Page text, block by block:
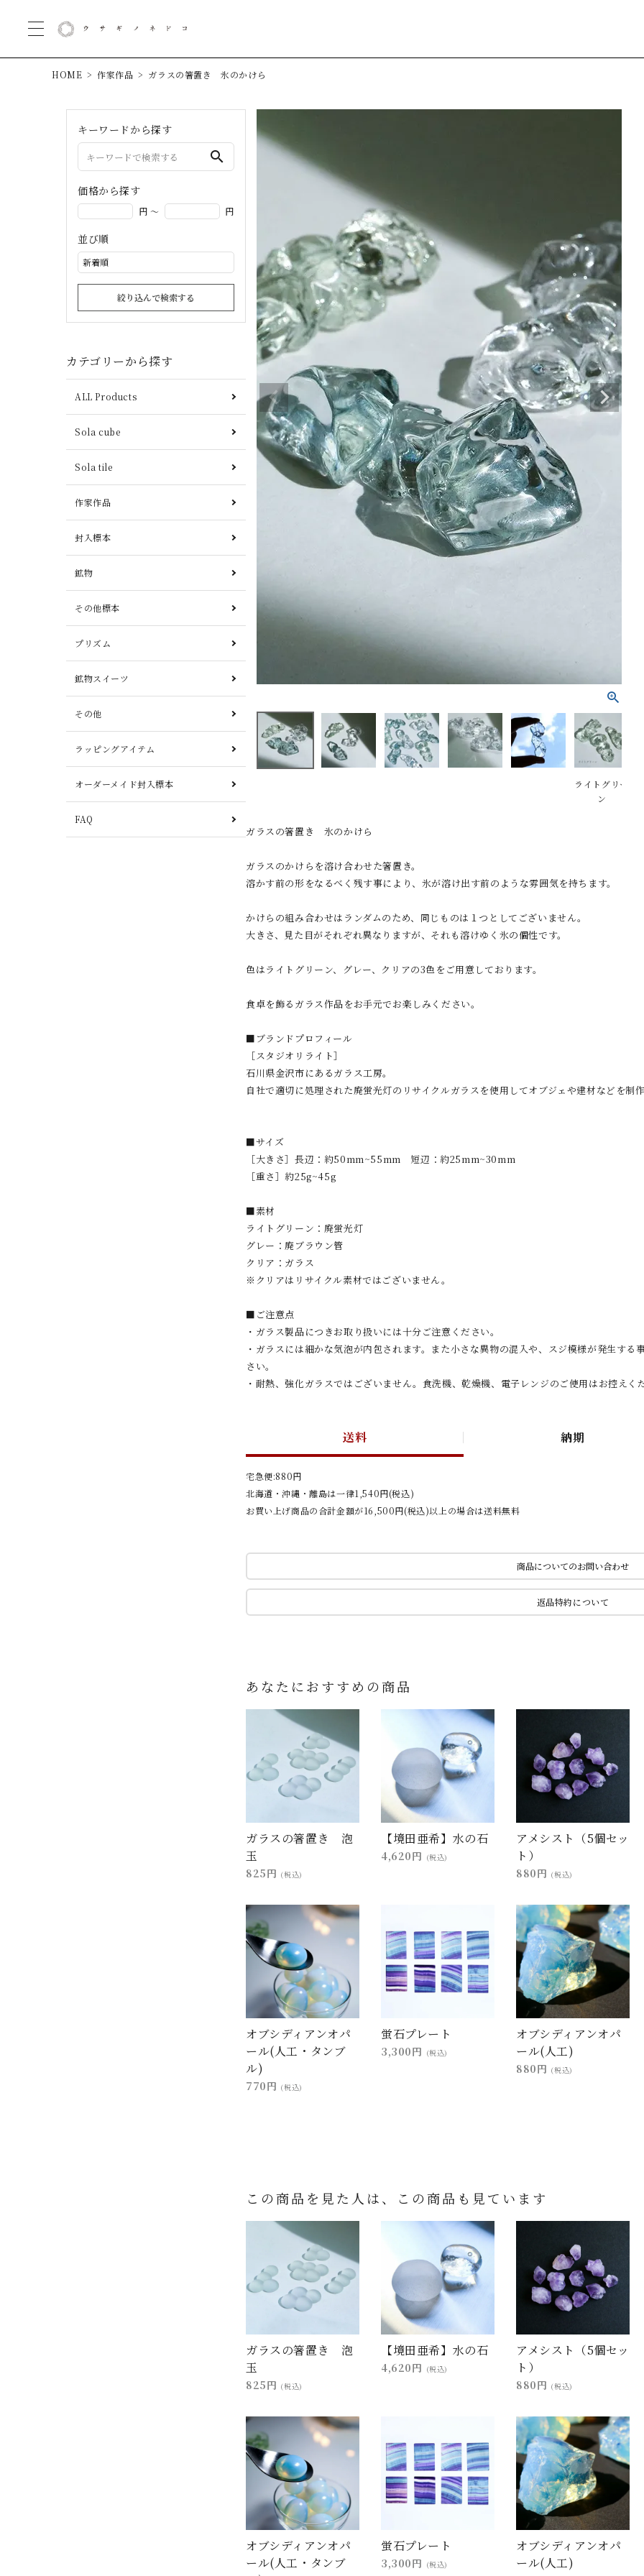
HOME 作家作品 ガラスの箸置き 氷のかけら
キーワードから探す
search
価格から探す
円 ～ 円
並び順
絞り込んで検索する
カテゴリーから探す
ALL Products
Sola cube
Sola tile
作家作品
封入標本
鉱物
その他標本
プリズム
鉱物スイーツ
その他
ラッピングアイテム
オーダーメイド封入標本
FAQ
ライトグリー
ン
ガラスの箸置き 氷のかけら
ガラスのかけらを溶け合わせた箸置き。
溶かす前の形をなるべく残す事により、氷が溶け出す前のような雰囲気を持ちます。
かけらの組み合わせはランダムのため、同じものは１つとしてございません。
大きさ、見た目がそれぞれ異なりますが、それも溶けゆく氷の個性です。
色はライトグリーン、グレー、クリアの3色をご用意しております。
食卓を飾るガラス作品をお手元でお楽しみください。
■ブランドプロフィール
［スタジオリライト］
石川県金沢市にあるガラス工房。
自社で適切に処理された廃蛍光灯のリサイクルガラスを使用してオブジェや建材などを制作
■サイズ
［大きさ］長辺：約50mm~55mm 短辺：約25mm~30mm
［重さ］約25g~45g
■素材
ライトグリーン：廃蛍光灯
グレー：廃ブラウン管
クリア：ガラス
※クリアはリサイクル素材ではございません。
■ご注意点
・ガラス製品につきお取り扱いには十分ご注意ください。
・ガラスには細かな気泡が内包されます。また小さな異物の混入や、スジ模様が発生す
さい。
・耐熱、強化ガラスではございません。食洗機、乾燥機、電子レンジのご使用はお控えくだ
送料 納期
宅急便:880円
北海道・沖縄・離島は一律1,540円(税込)
お買い上げ商品の合計金額が16,500円(税込)以上の場合は送料無料
商品についてのお問い合わせ
返品特約について
あなたにおすすめの商品
ガラスの箸置き 泡
玉
825円 (税込)
【境田亜希】水の石
4,620円 (税込)
アメシスト（5個セッ
ト）
880円 (税込)
オブシディアンオパ
ール(人工・タンブ
ル)
770円 (税込)
蛍石プレート
3,300円 (税込)
オブシディアンオパ
ール(人工)
880円 (税込)
この商品を見た人は、この商品も見ています
ガラスの箸置き 泡
玉
825円 (税込)
【境田亜希】水の石
4,620円 (税込)
アメシスト（5個セッ
ト）
880円 (税込)
オブシディアンオパ
ール(人工・タンブ
蛍石プレート
3,300円 (税込)
オブシディアンオパ
ール(人工)